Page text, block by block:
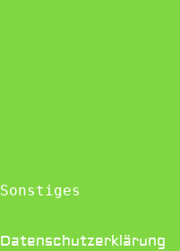
Sonstiges
Datenschutzerklärung